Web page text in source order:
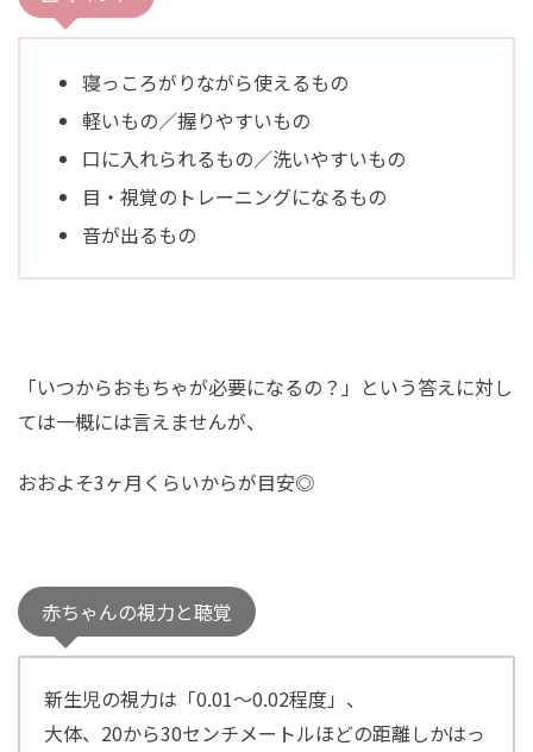
寝っころがりながら使えるもの
軽いもの／握りやすいもの
口に入れられるもの／洗いやすいもの
目・視覚のトレーニングになるもの
音が出るもの
「いつからおもちゃが必要になるの？」という答えに対し
ては一概には言えませんが、
おおよそ3ヶ月くらいからが目安◎
赤ちゃんの視力と聴覚
新生児の視力は「0.01〜0.02程度」、
大体、20から30センチメートルほどの距離しかはっ